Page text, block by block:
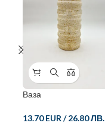
Ваза
13.70 EUR /26.80 ЛВ.